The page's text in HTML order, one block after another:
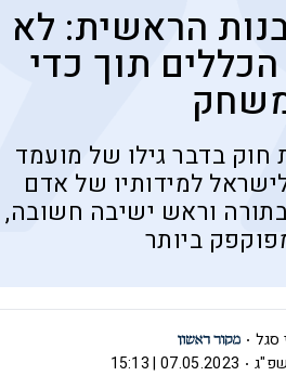
הראשית: לא
תוך כדי
חוק בדבר גילו של מועמד
למידותיו של אדם
בתורה וראש ישיבה חשובה,
ביותר
סגל
07.05.2023 | 15:13